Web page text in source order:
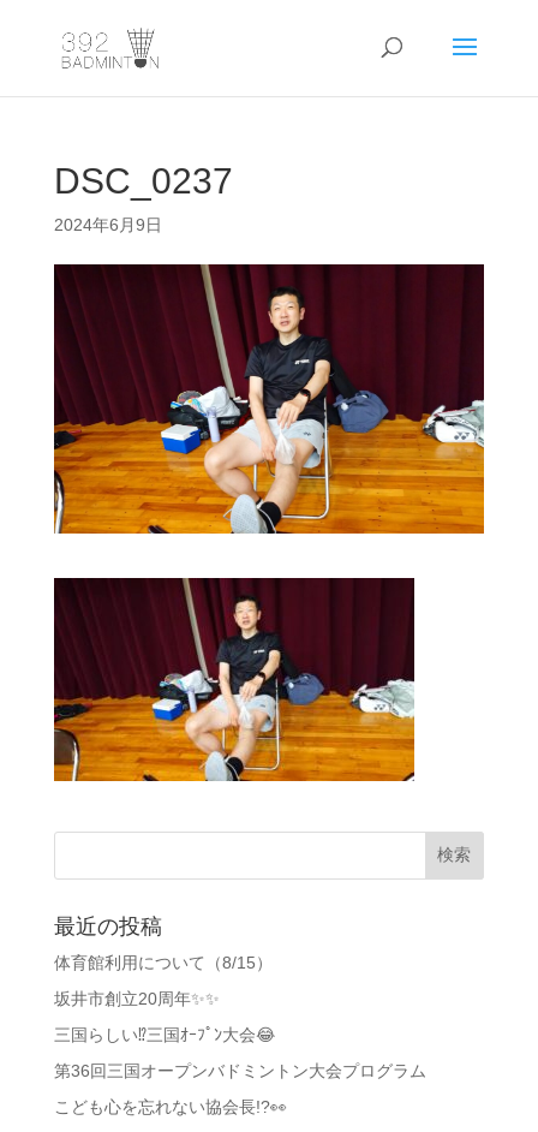
DSC_0237
2024年6月9日
最近の投稿
体育館利用について（8/15）
坂井市創立20周年✨✨
三国らしい⁉️三国ｵｰﾌﾟﾝ大会😂
第36回三国オープンバドミントン大会プログラム
こども心を忘れない協会長!?👀